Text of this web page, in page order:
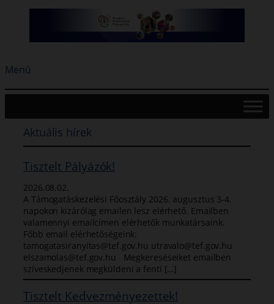
Menü
Aktuális hírek
Tisztelt Pályázók!
2026.08.02.
A Támogatáskezelési Főosztály 2026. augusztus 3-4.
napokon kizárólag emailen lesz elérhető. Emailben
valamennyi emailcímen elérhetők munkatársaink.
Főbb email elérhetőségeink:
tamogatasiranyitas@tef.gov.hu utravalo@tef.gov.hu
elszamolas@tef.gov.hu Megkereséseiket emailben
szíveskedjenek megküldeni a fenti […]
Tisztelt Kedvezményezettek!